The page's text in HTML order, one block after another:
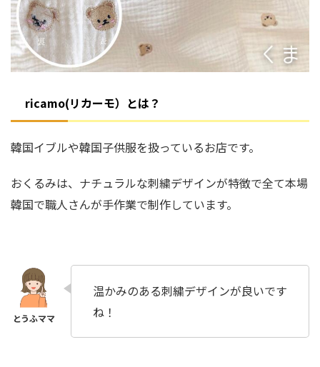
ricamo(リカーモ）とは？
韓国イブルや韓国子供服を扱っているお店です。
おくるみは、ナチュラルな刺繍デザインが特徴で全て本場
韓国で職人さんが手作業で制作しています。
温かみのある刺繍デザインが良いです
ね！